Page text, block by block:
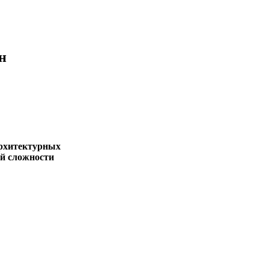
сложности